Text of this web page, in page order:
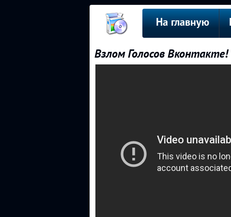
На главную
Взлом Голосов